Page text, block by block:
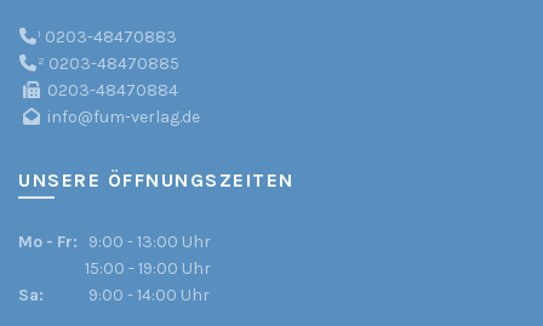
¹ 0203-48470883
² 0203-48470885
0203-48470884
info@fum-verlag.de
UNSERE ÖFFNUNGSZEITEN
Mo - Fr:
9:00 - 13:00 Uhr
15:00 - 19:00 Uhr
Sa:
9:00 - 14:00 Uhr